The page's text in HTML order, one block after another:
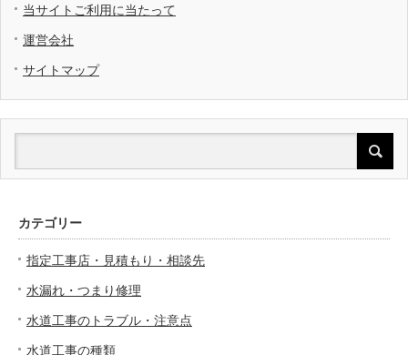
当サイトご利用に当たって
運営会社
サイトマップ
カテゴリー
指定工事店・見積もり・相談先
水漏れ・つまり修理
水道工事のトラブル・注意点
水道工事の種類